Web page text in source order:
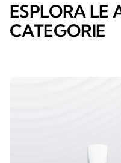
ESPLORA LE
CATEGORIE